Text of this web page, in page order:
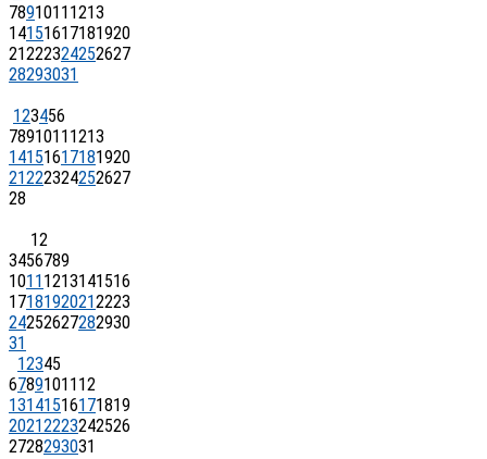
78910111213
14151617181920
21222324252627
28293031
123456
78910111213
14151617181920
21222324252627
28
12
3456789
10111213141516
17181920212223
24252627282930
31
12345
6789101112
13141516171819
20212223242526
2728293031